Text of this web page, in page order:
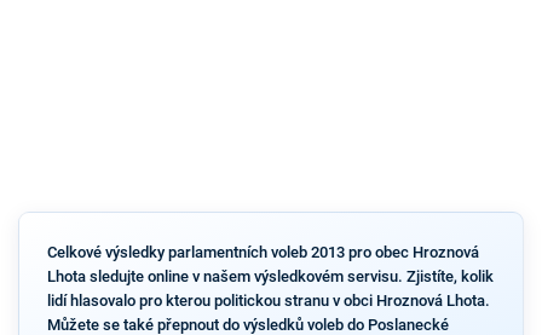
Celkové výsledky parlamentních voleb 2013 pro obec Hroznová
Lhota sledujte online v našem výsledkovém servisu. Zjistíte, kolik
lidí hlasovalo pro kterou politickou stranu v obci Hroznová Lhota.
Můžete se také přepnout do výsledků voleb do Poslanecké